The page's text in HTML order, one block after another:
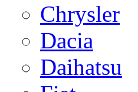
Chrysler
Dacia
Daihatsu